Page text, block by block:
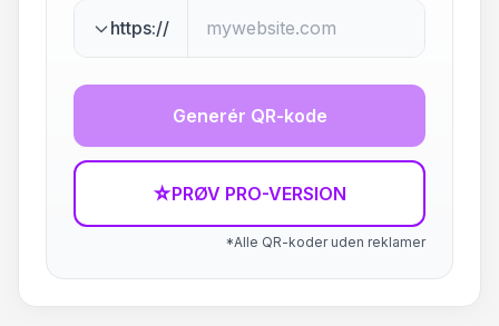
https://
Generér QR-kode
☆PRØV PRO-VERSION
*Alle QR-koder uden reklamer